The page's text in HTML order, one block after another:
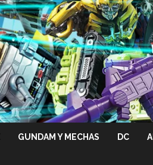
GUNDAM Y MECHAS DC